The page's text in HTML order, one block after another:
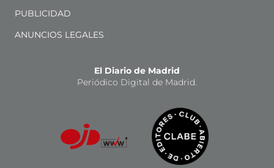
PUBLICIDAD
ANUNCIOS LEGALES
El Diario de Madrid
Periódico Digital de Madrid.